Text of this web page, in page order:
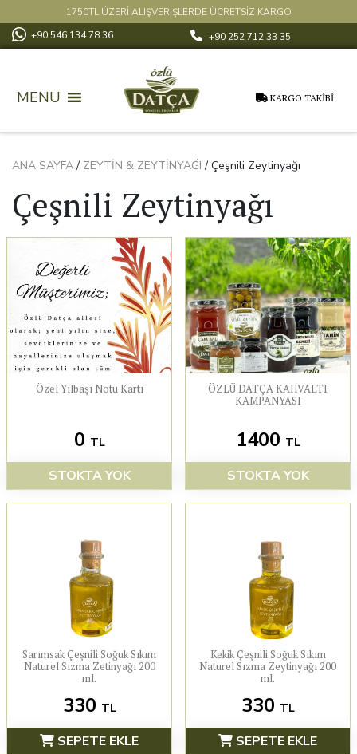
1750TL ÜZERİ ALIŞVERİŞLERDE ÜCRETSİZ KARGO
+90 546 134 78 36
+90 252 712 33 35
MENU KARGO TAKİBİ
ANA SAYFA/ ZEYTIN & ZEYTINYAĞI / Çeşnili Zeytinyağı
Çeşnili Zeytinyağı
Özel Yılbaşı Notu Kartı
0 TL
STOKTA YOK
ÖZLÜ DATÇA KAHVALTI
KAMPANYASI
1400 TL
STOKTA YOK
Sarımsak Çeşnili Soğuk Sıkım
Naturel Sızma Zetinyağı 200
ml.
330 TL
SEPETE EKLE
Kekik Çeşnili Soğuk Sıkım
Naturel Sızma Zeytinyağı 200
ml.
330 TL
SEPETE EKLE